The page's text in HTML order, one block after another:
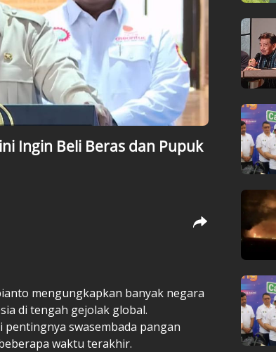
Ingin Beli Beras dan Pupuk
mengungkapkan banyak negara
di tengah gejolak global.
swasembada pangan
waktu terakhir.